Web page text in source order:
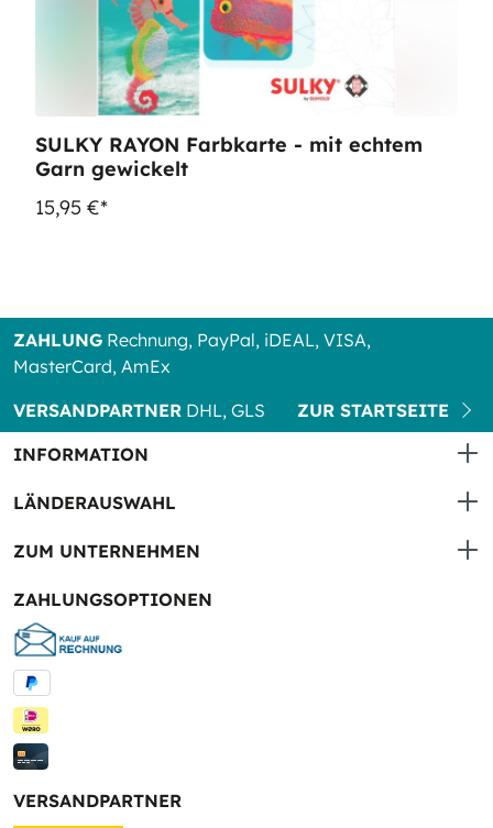
SULKY RAYON Farbkarte - mit echtem
Garn gewickelt
15,95 €*
ZAHLUNG Rechnung, PayPal, iDEAL, VISA,
MasterCard, AmEx
VERSANDPARTNER DHL, GLS
ZUR STARTSEITE
INFORMATION
LÄNDERAUSWAHL
ZUM UNTERNEHMEN
ZAHLUNGSOPTIONEN
VERSANDPARTNER